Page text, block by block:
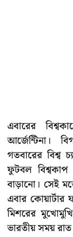
এবারের
আর্জেন্টিনা।
গতবারের বিশ্ব
ফুটবল
বাড়ানো। সেই
এবার কোয়ার্টার
মিশরের
ভারতীয় সময় রাত